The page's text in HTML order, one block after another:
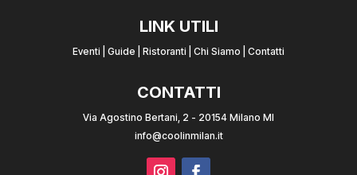
LINK UTILI
Eventi Guide Ristoranti Chi Siamo Contatti
CONTATTI
Via Agostino Bertani, 2 - 20154 Milano MI
info@coolinmilan.it